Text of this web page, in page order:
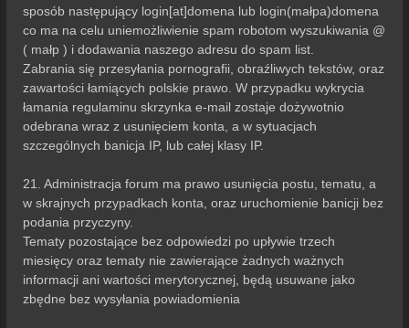
sposób następujący login[at]domena lub login(małpa)domena
co ma na celu uniemożliwienie spam robotom wyszukiwania @
( małp ) i dodawania naszego adresu do spam list.
Zabrania się przesyłania pornografii, obraźliwych tekstów, oraz
zawartości łamiących polskie prawo. W przypadku wykrycia
łamania regulaminu skrzynka e-mail zostaje dożywotnio
odebrana wraz z usunięciem konta, a w sytuacjach
szczególnych banicja IP, lub całej klasy IP.
21. Administracja forum ma prawo usunięcia postu, tematu, a
w skrajnych przypadkach konta, oraz uruchomienie banicji bez
podania przyczyny.
Tematy pozostające bez odpowiedzi po upływie trzech
miesięcy oraz tematy nie zawierające żadnych ważnych
informacji ani wartości merytorycznej, będą usuwane jako
zbędne bez wysyłania powiadomienia